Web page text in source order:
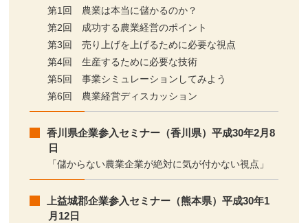
第1回 農業は本当に儲かるのか？
第2回 成功する農業経営のポイント
第3回 売り上げを上げるために必要な視点
第4回 生産するために必要な技術
第5回 事業シミュレーションしてみよう
第6回 農業経営ディスカッション
香川県企業参入セミナー（香川県）平成30年2月8
日
「儲からない農業企業が絶対に気が付かない視点」
上益城郡企業参入セミナー（熊本県）平成30年1
月12日